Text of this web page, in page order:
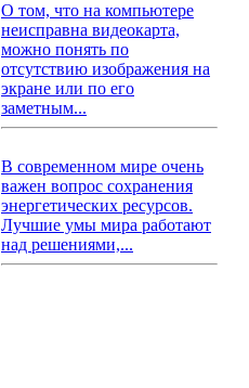
О том, что на компьютере
неисправна видеокарта,
можно понять по
отсутствию изображения на
экране или по его
заметным...
В современном мире очень
важен вопрос сохранения
энергетических ресурсов.
Лучшие умы мира работают
над решениями,...